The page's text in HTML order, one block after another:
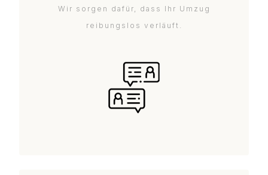
Wir sorgen dafür, dass Ihr Umzug
reibungslos verläuft.